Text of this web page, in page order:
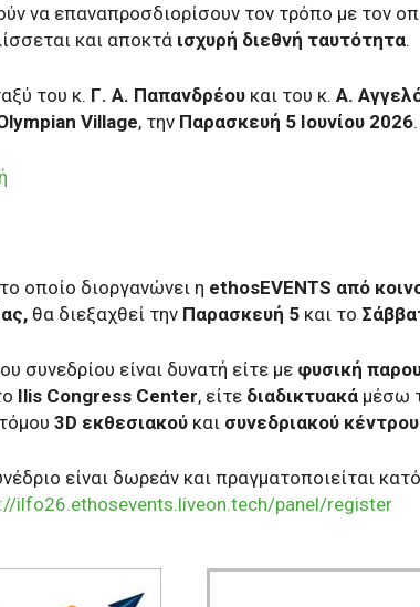
να επαναπροσδιορίσουν τον τρόπο με τον
και αποκτά ισχυρή διεθνή ταυτότητα.
του κ. Γ. Α. Παπανδρέου και του κ. Α.
Village, την Παρασκευή 5 Ιουνίου 2026.
το οποίο διοργανώνει η ethosEVENTS από
θα διεξαχθεί την Παρασκευή 5 και το
συνεδρίου είναι δυνατή είτε με φυσική
Ilis Congress Center, είτε διαδικτυακά μέσω
3D εκθεσιακού και συνεδριακού κέντρου
είναι δωρεάν και πραγματοποιείται
ilfo26.ethosevents.liveon.tech/panel/register